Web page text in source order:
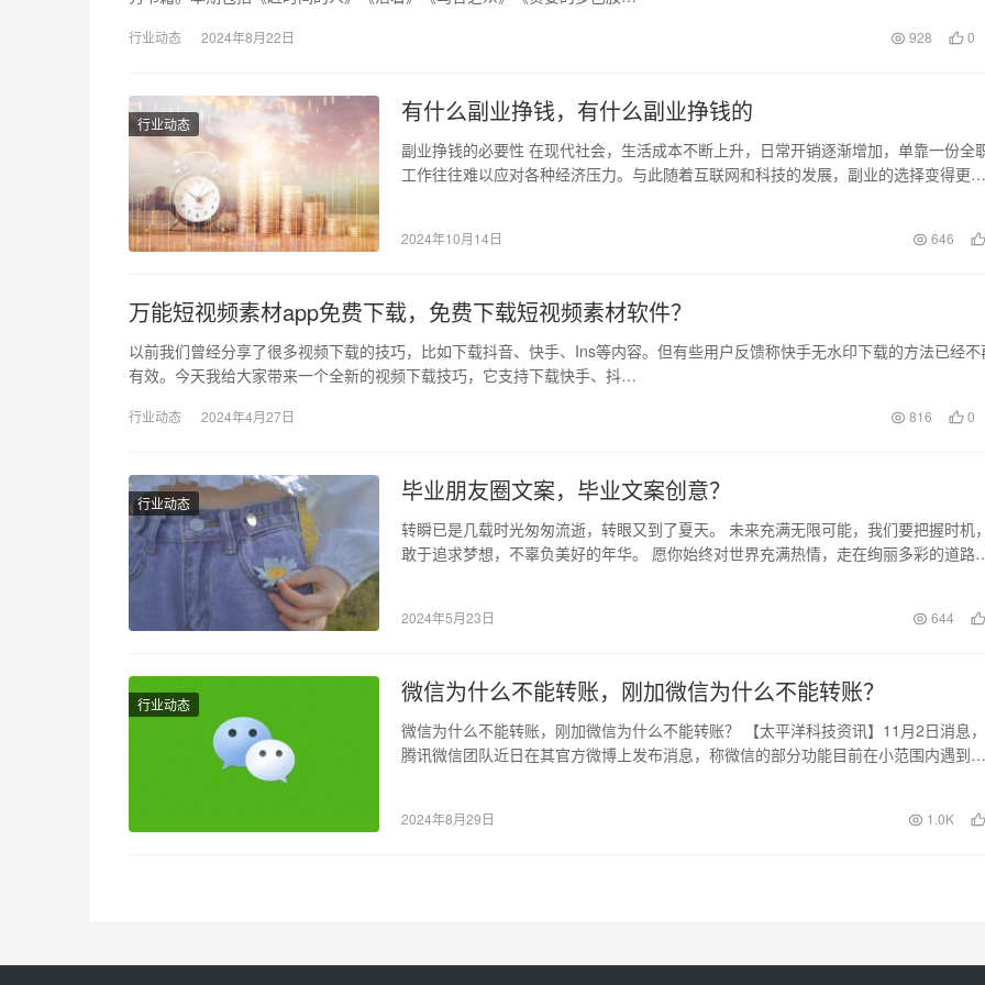
行业动态 2024年8月22日 928 0
行业动态 有什么副业挣钱，有什么副业挣钱的
副业挣钱的必要性 在现代社会，生活成本不断上升，日常开销逐渐增加，单靠一份全
工作往往难以应对各种经济压力。与此随着互联网和科技的发展，副业的选择变得更加
2024年10月14日 646
万能短视频素材app免费下载，免费下载短视频素材软件？
以前我们曾经分享了很多视频下载的技巧，比如下载抖音、快手、Ins等内容。但有些用户反馈称快手无水印下载的方法已经不
有效。今天我给大家带来一个全新的视频下载技巧，它支持下载快手、抖…
行业动态 2024年4月27日 816 0
行业动态 毕业朋友圈文案，毕业文案创意？
转瞬已是几载时光匆匆流逝，转眼又到了夏天。 未来充满无限可能，我们要把握时机，
敢于追求梦想，不辜负美好的年华。 愿你始终对世界充满热情，走在绚丽多彩的道路
2024年5月23日 644
行业动态 微信为什么不能转账，刚加微信为什么不能转账？
微信为什么不能转账，刚加微信为什么不能转账？ 【太平洋科技资讯】11月2日消息，
腾讯微信团队近日在其官方微博上发布消息，称微信的部分功能目前在小范围内遇到了
2024年8月29日 1.0K